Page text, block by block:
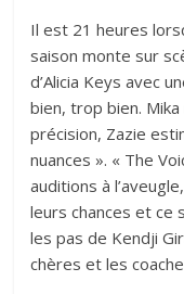
Il est 21 heures
saison monte sur
d’Alicia Keys avec
bien, trop bien.
précision, Zazie
nuances ». « The
auditions à
leurs chances et ce
les pas de Kendji
chères et les